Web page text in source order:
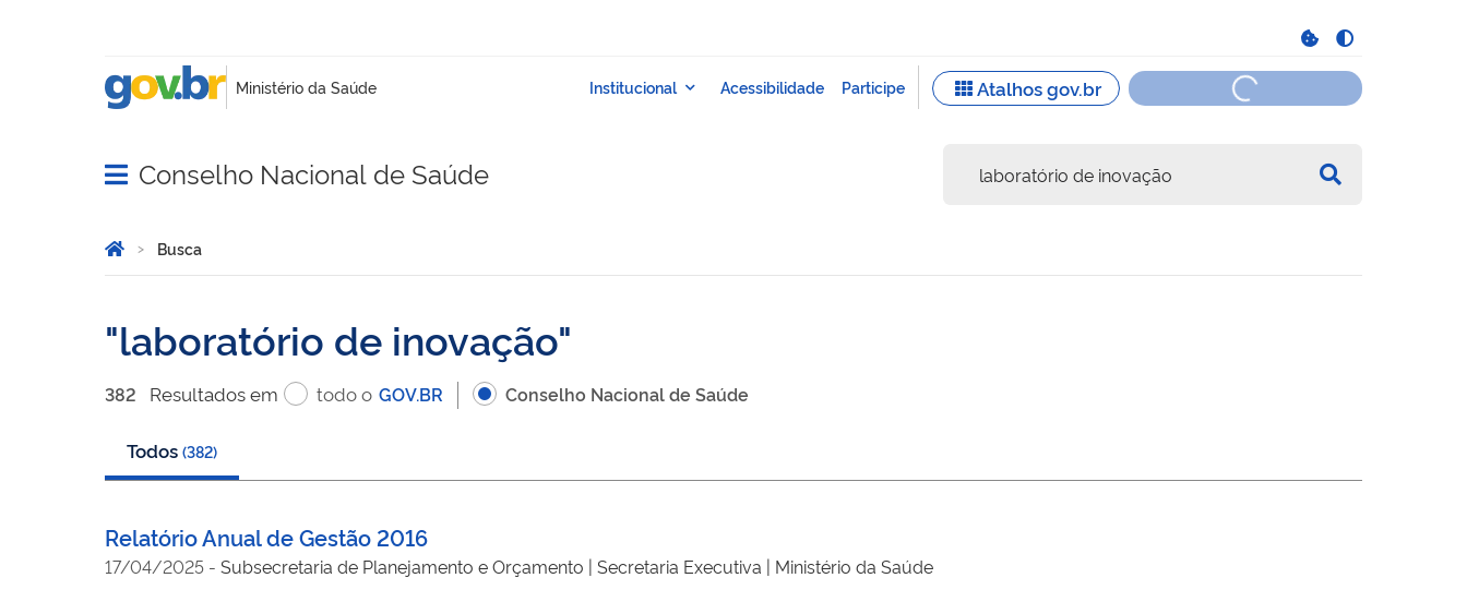
Abrir menu principal de navegação
Conselho Nacional de Saúde
Você está aqui:
Página Inicial
Busca
laboratório de inovação
382 Resultadosem todo o GOV.BR Conselho Nacional de Saúde
Todos (382)
Relatório Anual de Gestão 2016
17/04/2025 - Subsecretaria de Planejamento e Orçamento | Secretaria Executiva | Ministério da Saúde